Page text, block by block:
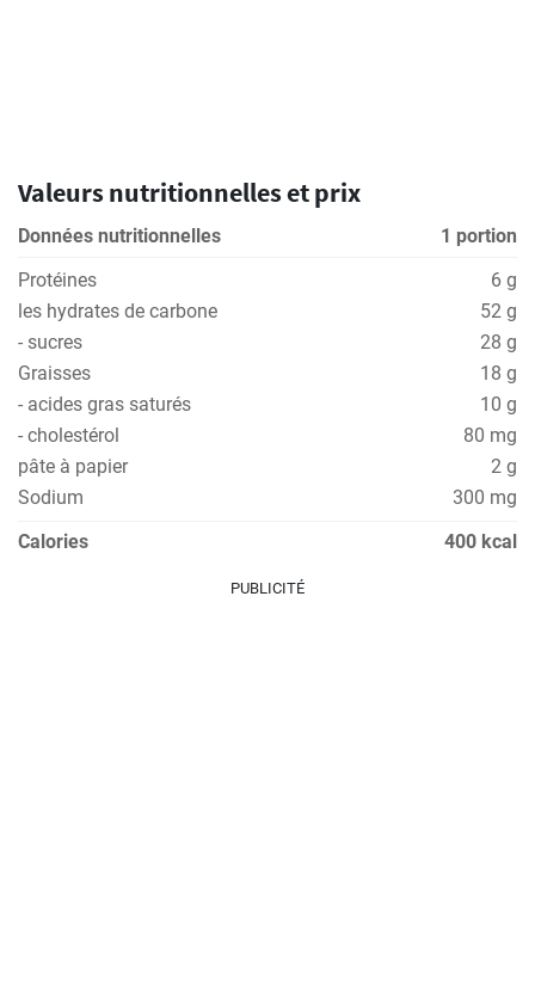
Valeurs nutritionnelles et prix
Données nutritionnelles
1 portion
Protéines
6 g
les hydrates de carbone
52 g
- sucres
28 g
Graisses
18 g
- acides gras saturés
10 g
- cholestérol
80 mg
pâte à papier
2 g
Sodium
300 mg
Calories
400 kcal
PUBLICITÉ